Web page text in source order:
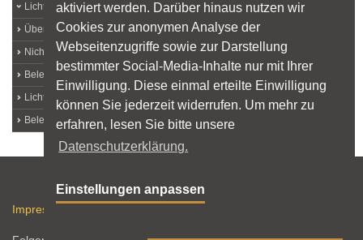
Lichtlexikon
Über Licht
Nichtvisuelle Lichtwirkungen
Beleuchtungsqualität
Licht und Arbeit
Beleuchtungstechnik
Impressum
aktiviert werden. Darüber hinaus nutzen wir
Cookies zur anonymen Analyse der
Webseitenzugriffe sowie zur Darstellung
bestimmter Social-Media-Inhalte nur mit Ihrer
Einwilligung. Diese einmal erteilte Einwilligung
können Sie jederzeit widerrufen. Um mehr zu
erfahren, lesen Sie bitte unsere
Datenschutzerklärung.
Einstellungen anpassen